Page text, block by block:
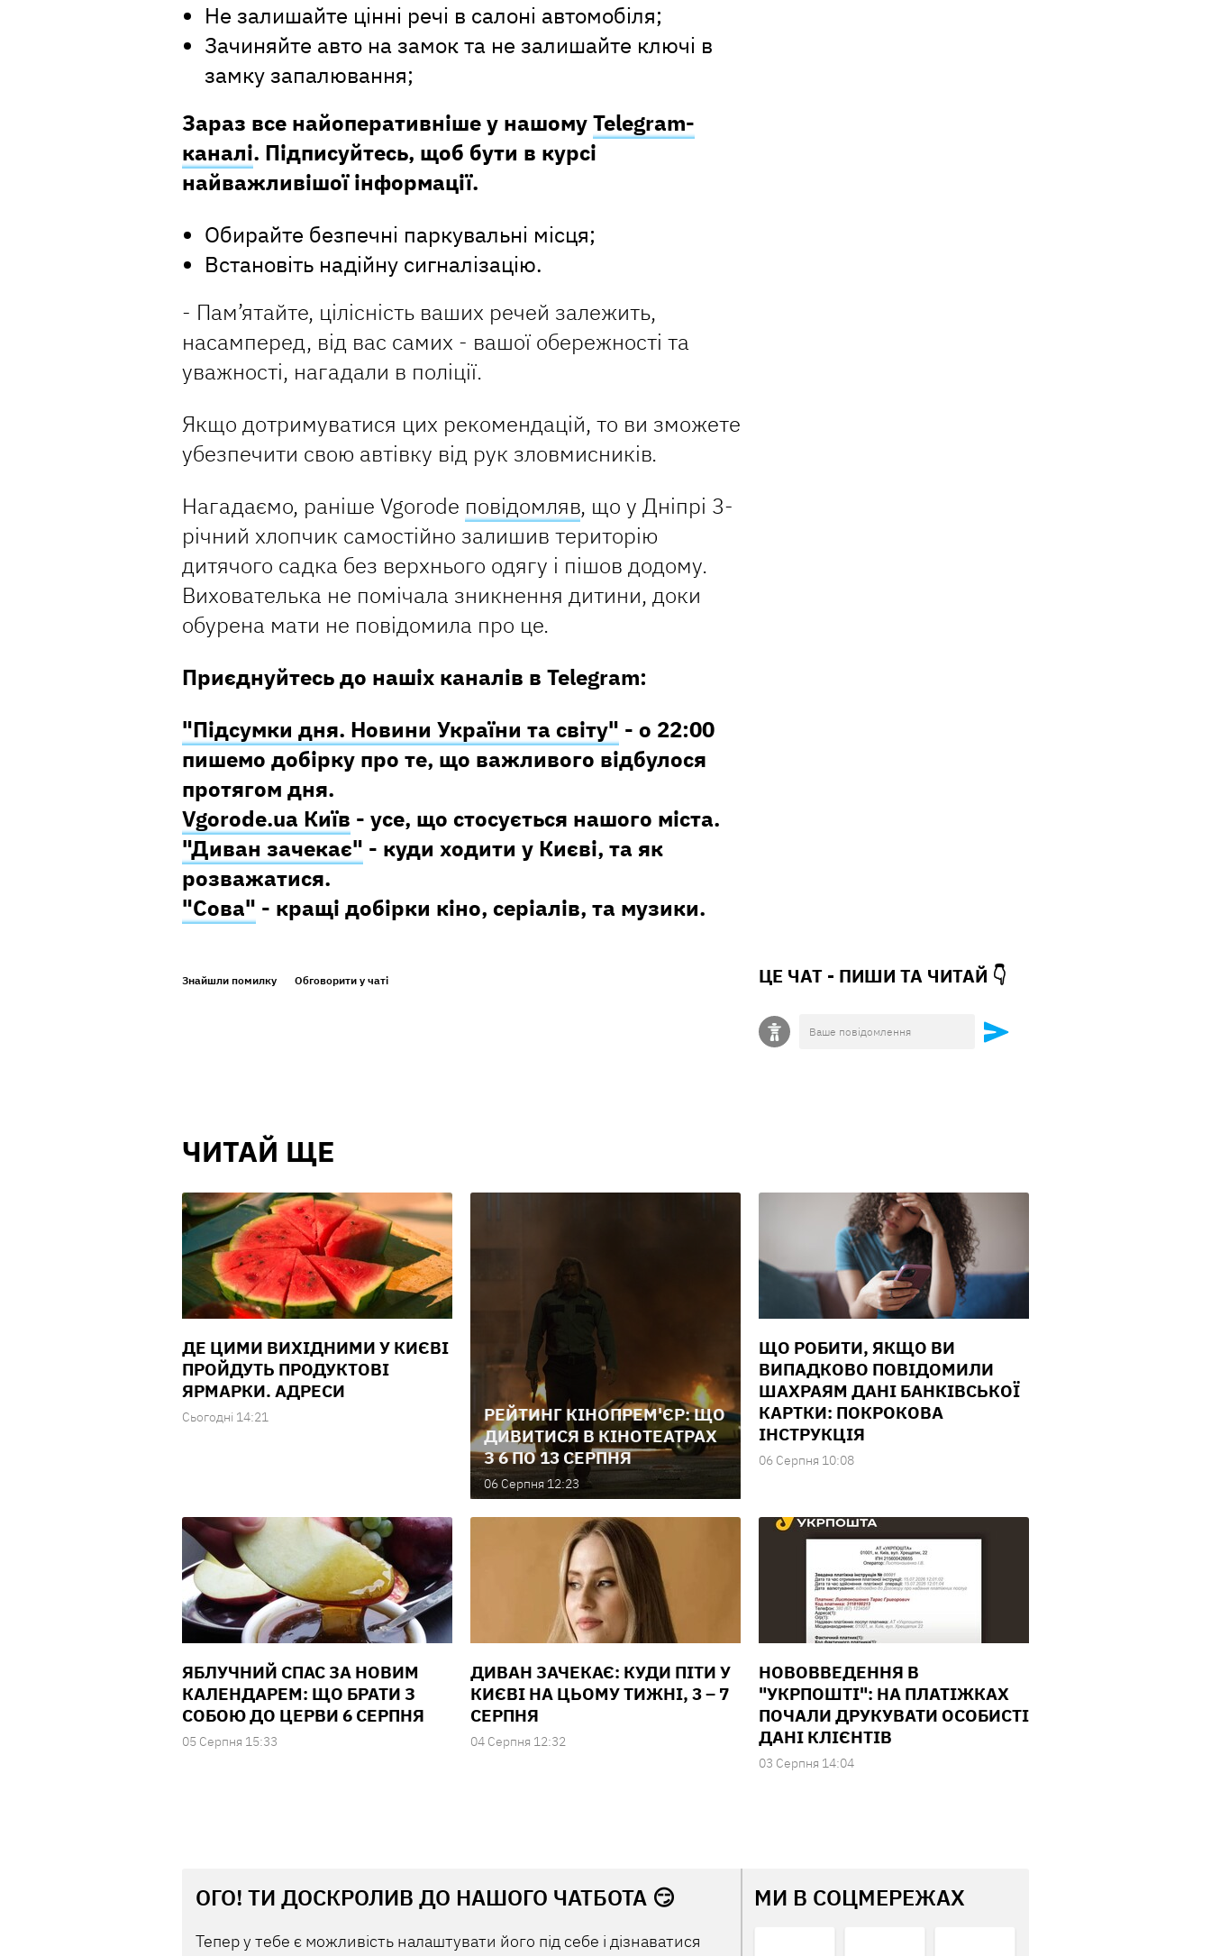
Не залишайте цінні речі в салоні автомобіля;
Зачиняйте авто на замок та не залишайте ключі в
замку запалювання;
Зараз все найоперативніше у нашомуTelegram-
каналі. Підписуйтесь, щоб бути в курсі
найважливішої інформації.
Обирайте безпечні паркувальні місця;
Встановіть надійну сигналізацію.
- Пам’ятайте, цілісність ваших речей залежить,
насамперед, від вас самих - вашої обережності та
уважності, нагадали в поліції.
Якщо дотримуватися цих рекомендацій, то ви зможете
убезпечити свою автівку від рук зловмисників.
Нагадаємо, раніше Vgorode повідомляв, що у Дніпрі 3-
річний хлопчик самостійно залишив територію
дитячого садка без верхнього одягу і пішов додому.
Вихователька не помічала зникнення дитини, доки
обурена мати не повідомила про це.
Приєднуйтесь до нашіх каналів в Telegram:
"Підсумки дня. Новини України та світу" - о 22:00
пишемо добірку про те, що важливого відбулося
протягом дня.
Vgorode.ua Київ - усе, що стосується нашого міста.
"Диван зачекає" - куди ходити у Києві, та як
розважатися.
"Сова" - кращі добірки кіно, серіалів, та музики.
Знайшли помилку Обговорити у чаті ЦЕ ЧАТ - ПИШИ ТА ЧИТАЙ 👇
ЧИТАЙ ЩЕ
ДЕ ЦИМИ ВИХІДНИМИ У КИЄВІ
ПРОЙДУТЬ ПРОДУКТОВІ
ЯРМАРКИ. АДРЕСИ
Сьогодні 14:21
РЕЙТИНГ КІНОПРЕМ'ЄР: ЩО
ДИВИТИСЯ В КІНОТЕАТРАХ
З 6 ПО 13 СЕРПНЯ
06 Серпня 12:23
ЩО РОБИТИ, ЯКЩО ВИ
ВИПАДКОВО ПОВІДОМИЛИ
ШАХРАЯМ ДАНІ БАНКІВСЬКОЇ
КАРТКИ: ПОКРОКОВА
ІНСТРУКЦІЯ
06 Серпня 10:08
ЯБЛУЧНИЙ СПАС ЗА НОВИМ
КАЛЕНДАРЕМ: ЩО БРАТИ З
СОБОЮ ДО ЦЕРВИ 6 СЕРПНЯ
05 Серпня 15:33
ДИВАН ЗАЧЕКАЄ: КУДИ ПІТИ У
КИЄВІ НА ЦЬОМУ ТИЖНІ, 3 – 7
СЕРПНЯ
04 Серпня 12:32
НОВОВВЕДЕННЯ В
"УКРПОШТІ": НА ПЛАТІЖКАХ
ПОЧАЛИ ДРУКУВАТИ ОСОБИСТІ
ДАНІ КЛІЄНТІВ
03 Серпня 14:04
ОГО! ТИ ДОСКРОЛИВ ДО НАШОГО ЧАТБОТА 😏
Тепер у тебе є можливість налаштувати його під себе і дізнаватися
МИ В СОЦМЕРЕЖАХ